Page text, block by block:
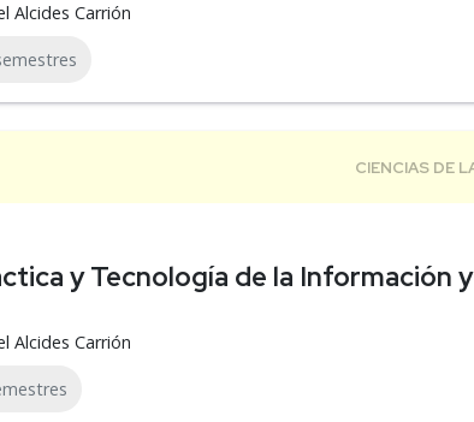
Alcides Carrión
y Tecnología de la Información y
Alcides Carrión